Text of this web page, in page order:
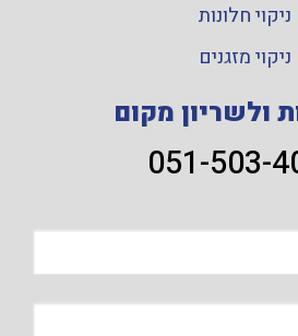
ניקוי חלונות
ניקוי מזגנים
ולשריון מקום
051-503-